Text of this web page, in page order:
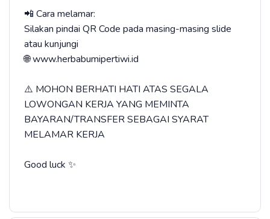
📲 Cara melamar:
Silakan pindai QR Code pada masing-masing slide
atau kunjungi
🌐 www.herbabumipertiwi.id
⚠️ MOHON BERHATI HATI ATAS SEGALA
LOWONGAN KERJA YANG MEMINTA
BAYARAN/TRANSFER SEBAGAI SYARAT
MELAMAR KERJA
Good luck ✨